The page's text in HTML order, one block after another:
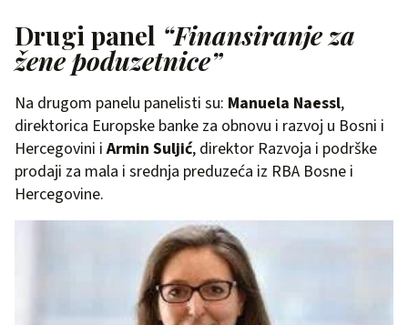
Drugi panel “Finansiranje za
žene poduzetnice”
Na drugom panelu panelisti su: Manuela Naessl,
direktorica Europske banke za obnovu i razvoj u Bosni i
Hercegovini iArmin Suljić, direktor Razvoja i podrške
prodaji za mala i srednja preduzeća iz RBA Bosne i
Hercegovine.